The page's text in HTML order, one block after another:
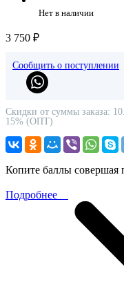
Нет в наличии
3 750 ₽
Сообщить о поступлении
Скидки от суммы заказа:
15% (ОПТ)
Копите баллы совершая
Подробнее